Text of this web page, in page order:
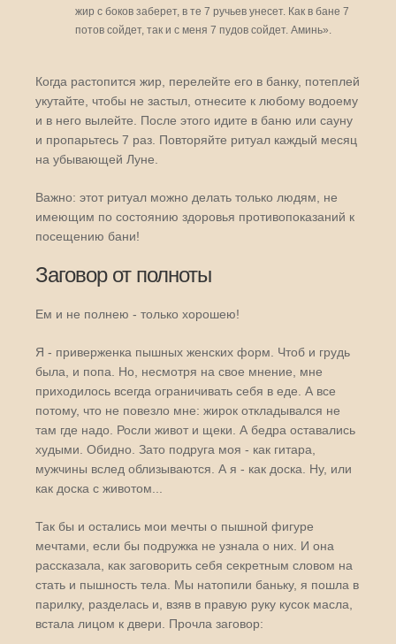
жир с боков заберет, в те 7 ручьев унесет. Как в бане 7
потов сойдет, так и с меня 7 пудов сойдет. Аминь».
Когда растопится жир, перелейте его в банку, потеплей
укутайте, чтобы не застыл, отнесите к любому водоему
и в него вылейте. После этого идите в баню или сауну
и пропарьтесь 7 раз. Повторяйте ритуал каждый месяц
на убывающей Луне.
Важно: этот ритуал можно делать только людям, не
имеющим по состоянию здоровья противопоказаний к
посещению бани!
Заговор от полноты
Ем и не полнею - только хорошею!
Я - приверженка пышных женских форм. Чтоб и грудь
была, и попа. Но, несмотря на свое мнение, мне
приходилось всегда ограничивать себя в еде. А все
потому, что не повезло мне: жирок откладывался не
там где надо. Росли живот и щеки. А бедра оставались
худыми. Обидно. Зато подруга моя - как гитара,
мужчины вслед облизываются. А я - как доска. Ну, или
как доска с животом...
Так бы и остались мои мечты о пышной фигуре
мечтами, если бы подружка не узнала о них. И она
рассказала, как заговорить себя секретным словом на
стать и пышность тела. Мы натопили баньку, я пошла в
парилку, разделась и, взяв в правую руку кусок масла,
встала лицом к двери. Прочла заговор: